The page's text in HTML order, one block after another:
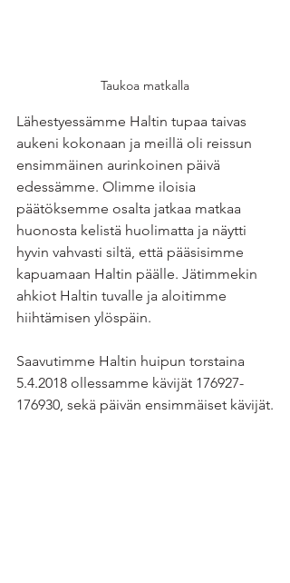
Taukoa matkalla
Lähestyessämme Haltin tupaa taivas
aukeni kokonaan ja meillä oli reissun
ensimmäinen aurinkoinen päivä
edessämme. Olimme iloisia
päätöksemme osalta jatkaa matkaa
huonosta kelistä huolimatta ja näytti
hyvin vahvasti siltä, että pääsisimme
kapuamaan Haltin päälle. Jätimmekin
ahkiot Haltin tuvalle ja aloitimme
hiihtämisen ylöspäin.
Saavutimme Haltin huipun torstaina
5.4.2018 ollessamme kävijät 176927-
176930, sekä päivän ensimmäiset kävijät.